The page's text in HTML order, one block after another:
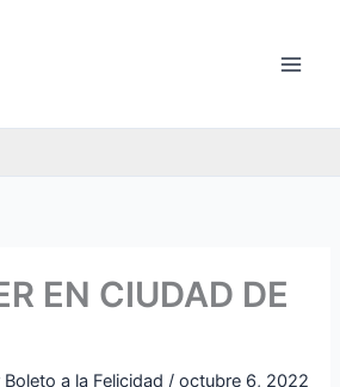
EN CIUDAD DE
Boleto a la Felicidad/octubre 6, 2022